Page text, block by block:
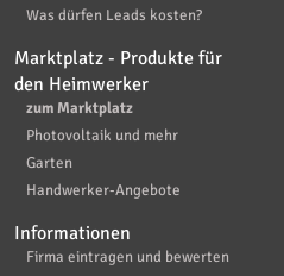
Was dürfen Leads kosten?
Marktplatz - Produkte für
den Heimwerker
zum Marktplatz
Photovoltaik und mehr
Garten
Handwerker-Angebote
Informationen
Firma eintragen und bewerten